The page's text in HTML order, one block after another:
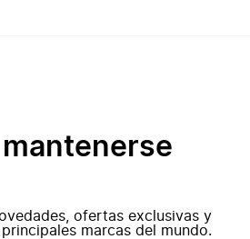
ofertas exclusivas y
marcas del mundo.